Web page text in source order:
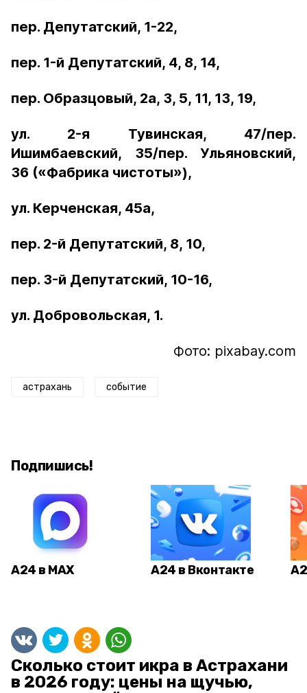
пер. Депутатский, 1-22,
пер. 1-й Депутатский, 4, 8, 14,
пер. Образцовый, 2а, 3, 5, 11, 13, 19,
ул. 2-я Тувинская, 47/пер.
Ишимбаевский, 35/пер. Ульяновский,
36 («Фабрика чистоты»),
ул. Керченская, 45а,
пер. 2-й Депутатский, 8, 10,
пер. 3-й Депутатский, 10-16,
ул. Добровольская, 1.
Фото: pixabay.com
астрахань событие
Подпишись!
А24 в MAX А24 в Вконтакте
Сколько стоит икра в Астрахани
в 2026 году: цены на щучью,